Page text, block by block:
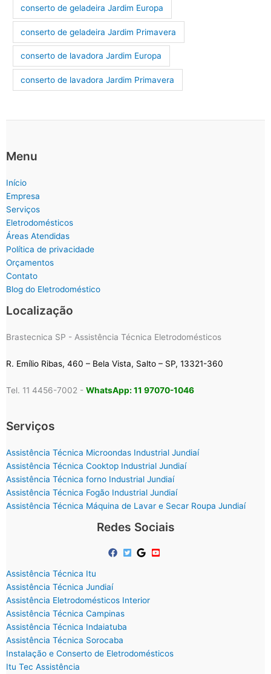
conserto de geladeira Jardim Europa
conserto de geladeira Jardim Primavera
conserto de lavadora Jardim Europa
conserto de lavadora Jardim Primavera
Menu
Início
Empresa
Serviços
Eletrodomésticos
Áreas Atendidas
Política de privacidade
Orçamentos
Contato
Blog do Eletrodoméstico
Localização
Brastecnica SP - Assistência Técnica Eletrodomésticos
R. Emílio Ribas, 460 – Bela Vista, Salto – SP, 13321-360
Tel. 11 4456-7002 - WhatsApp: 11 97070-1046
Serviços
Assistência Técnica Microondas Industrial Jundiaí
Assistência Técnica Cooktop Industrial Jundiaí
Assistência Técnica forno Industrial Jundiaí
Assistência Técnica Fogão Industrial Jundiaí
Assistência Técnica Máquina de Lavar e Secar Roupa Jundiaí
Redes Sociais
Assistência Técnica Itu
Assistência Técnica Jundiaí
Assistência Eletrodomésticos Interior
Assistência Técnica Campinas
Assistência Técnica Indaiatuba
Assistência Técnica Sorocaba
Instalação e Conserto de Eletrodomésticos
Itu Tec Assistência